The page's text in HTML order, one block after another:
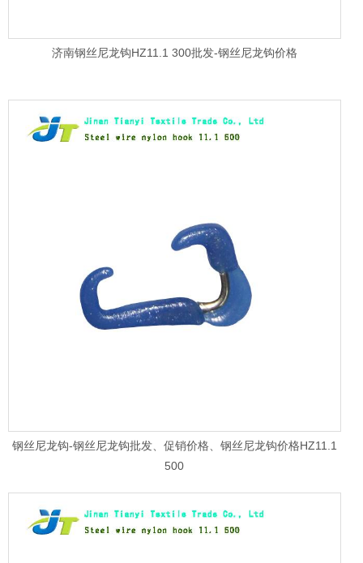
济南钢丝尼龙钩HZ11.1 300批发-钢丝尼龙钩价格
钢丝尼龙钩-钢丝尼龙钩批发、促销价格、钢丝尼龙钩价格HZ11.1
500